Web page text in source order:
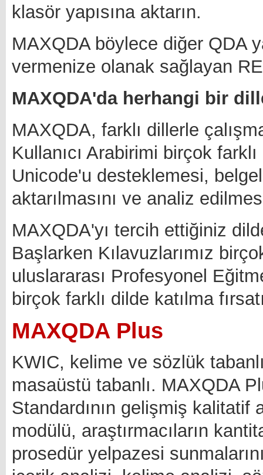
klasör yapısına aktarın.
MAXQDA böylece diğer QDA
vermenize olanak sağlayan
MAXQDA'da herhangi bir
MAXQDA, farklı dillerle
Kullanıcı Arabirimi birçok
Unicode'u desteklemesi,
aktarılmasını ve analiz
MAXQDA'yı tercih ettiğiniz
Başlarken Kılavuzlarımız
uluslararası Profesyonel
birçok farklı dilde katılma
MAXQDA Plus
KWIC, kelime ve sözlük
masaüstü tabanlı. MAXQDA
Standardının gelişmiş
modülü, araştırmacıların
prosedür yelpazesi